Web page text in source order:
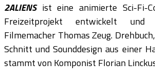
2ALIENSist eine animierte Sci-Fi-
Freizeitprojekt entwickelt und
Filmemacher Thomas Zeug.
Schnitt und Sounddesign aus einer
stammt von Komponist Florian